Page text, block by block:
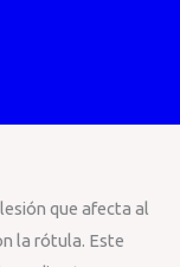
que afecta al
la rótula. Este